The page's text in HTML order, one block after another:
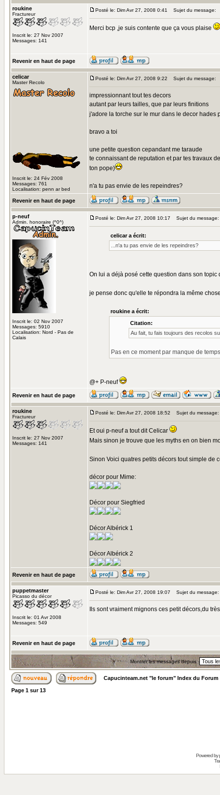
roukine
Fractureur
Inscrit le: 27 Nov 2007
Messages: 141
Posté le: Dim Avr 27, 2008 0:41 Sujet du message:
Merci bcp ,je suis contente que ça vous plaise
Revenir en haut de page
celicar
Master Recolo
Inscrit le: 24 Fév 2008
Messages: 761
Localisation: penn ar bed
Posté le: Dim Avr 27, 2008 9:22 Sujet du message:
impressionnant tout tes decors
autant par leurs tailles, que par leurs finitions
j'adore la torche sur le mur dans le decor
bravo a toi
une petite question cepandant me taraude
te connaissant de reputation et par tes travaux
ton pope)
n'a tu pas envie de les repeindres?
Revenir en haut de page
p-neuf
Admin. honoraire (^0^)
Inscrit le: 02 Nov 2007
Messages: 5910
Localisation: Nord - Pas de
Calais
Posté le: Dim Avr 27, 2008 10:17 Sujet du message:
celicar a écrit:
...n'a tu pas envie de les repeindres?
On lui a déjà posé cette question dans son
je pense donc qu'elle te répondra la même
roukine a écrit:
Citation:
Au fait, tu fais toujours des recolos
Pas en ce moment par manque de
@+ P-neuf
Revenir en haut de page
roukine
Fractureur
Inscrit le: 27 Nov 2007
Messages: 141
Posté le: Dim Avr 27, 2008 18:52 Sujet du message:
Et oui p-neuf a tout dit Celicar
Mais sinon je trouve que les myths en on bien
Sinon Voici quatres petits décors tout simple
décor pour Mime:
Décor pour Siegfried
Décor Albérick 1
Décor Albérick 2
Revenir en haut de page
puppetmaster
Picasso du décor
Inscrit le: 01 Avr 2008
Messages: 549
Posté le: Dim Avr 27, 2008 19:07 Sujet du message:
Ils sont vraiment mignons ces petit décors,du
Revenir en haut de page
Montrer les messages depuis:
Capucinteam.net "le forum" Index du Forum
Page 1 sur13
Powered by